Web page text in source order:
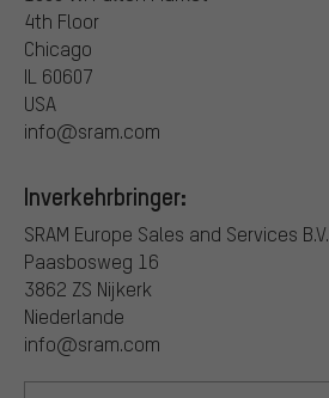
4th Floor
Chicago
IL 60607
USA
info@sram.com
Inverkehrbringer:
SRAM Europe Sales and Services B.V.
Paasbosweg 16
3862 ZS Nijkerk
Niederlande
info@sram.com